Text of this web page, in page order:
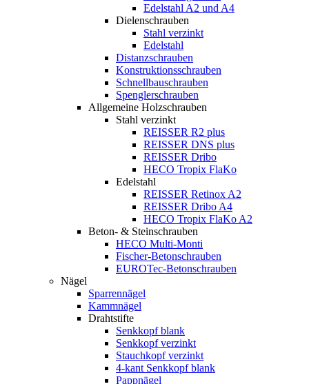
Edelstahl A2 und A4
Dielenschrauben
Stahl verzinkt
Edelstahl
Distanzschrauben
Konstruktionsschrauben
Schnellbauschrauben
Spenglerschrauben
Allgemeine Holzschrauben
Stahl verzinkt
REISSER R2 plus
REISSER DNS plus
REISSER Dribo
HECO Tropix FlaKo
Edelstahl
REISSER Retinox A2
REISSER Dribo A4
HECO Tropix FlaKo A2
Beton- & Steinschrauben
HECO Multi-Monti
Fischer-Betonschrauben
EUROTec-Betonschrauben
Nägel
Sparrennägel
Kammnägel
Drahtstifte
Senkkopf blank
Senkkopf verzinkt
Stauchkopf verzinkt
4-kant Senkkopf blank
Pappnägel